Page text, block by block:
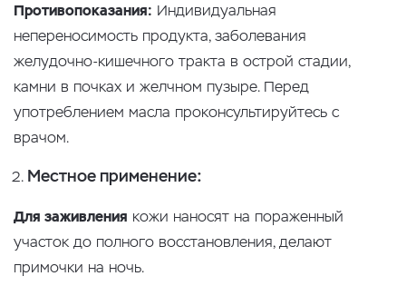
Противопоказания: Индивидуальная
непереносимость продукта, заболевания
желудочно-кишечного тракта в острой стадии,
камни в почках и желчном пузыре. Перед
употреблением масла проконсультируйтесь с
врачом.
Местное применение:
Для заживления кожи наносят на пораженный
участок до полного восстановления, делают
примочки на ночь.